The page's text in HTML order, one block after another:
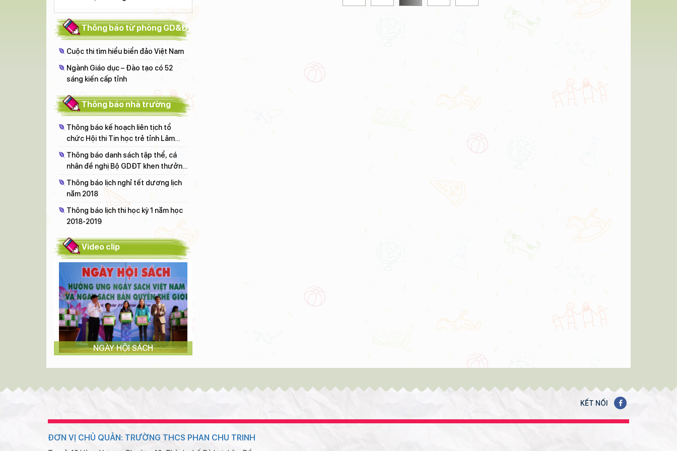
Thông báo từ phòng GD&ĐT
Cuộc thi tìm hiểu biển đảo Việt Nam
Ngành Giáo dục – Đào tạo có 52
sáng kiến cấp tỉnh
Thông báo nhà trường
Thông báo kế hoạch liên tịch tổ
chức Hội thi Tin học trẻ tỉnh Lâm
Thông báo danh sách tập thể, cá
nhân đề nghị Bộ GDĐT khen thưởng
đạt thành tích trong phong trào thi
đua "Đổi mới, sáng tạo trong dạy và
học" NH 2017 - 2018
Thông báo lịch nghỉ tết dương lịch
năm 2018
Thông báo lịch thi học kỳ 1 năm học
2018-2019
Video clip
NGÀY HỘI SÁCH
KẾT NỐI
ĐƠN VỊ CHỦ QUẢN: TRƯỜNG THCS PHAN CHU TRINH